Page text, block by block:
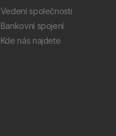
Vedení společnosti
Bankovní spojení
Kde nás najdete